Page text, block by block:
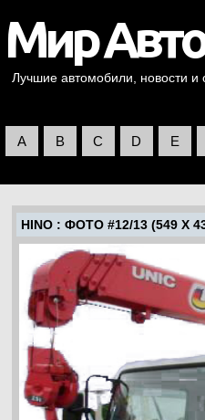
Лучшие автомобили, новости и
A B C D E
HINO : ФОТО #12/13 (549 X